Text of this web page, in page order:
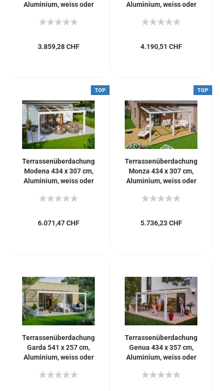
Aluminium, weiss oder
3.859,28 CHF
Aluminium, weiss oder
4.190,51 CHF
TOP
Terrassenüberdachung
Modena 434 x 307 cm,
Aluminium, weiss oder
6.071,47 CHF
TOP
Terrassenüberdachung
Monza 434 x 307 cm,
Aluminium, weiss oder
5.736,23 CHF
Terrassenüberdachung
Garda 541 x 257 cm,
Aluminium, weiss oder
Terrassenüberdachung
Genua 434 x 357 cm,
Aluminium, weiss oder